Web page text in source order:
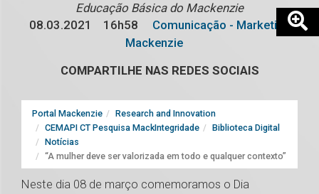
Educação Básica do Mackenzie
08.03.2021
16h58
Comunicação - Marketing
Mackenzie
COMPARTILHE NAS REDES SOCIAIS
Portal Mackenzie
Research and Innovation
CEMAPI CT Pesquisa MackIntegridade
Biblioteca Digital
Notícias
“A mulher deve ser valorizada em todo e qualquer contexto”
Neste dia 08 de março comemoramos o Dia